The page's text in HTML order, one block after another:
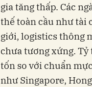
gia tăng thấp. Các
thế toàn cầu như tài
giới, logistics thông
chưa tương xứng. Tỷ
tốn so với chuẩn
như Singapore,